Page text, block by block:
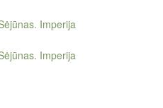
Imperija
Imperija